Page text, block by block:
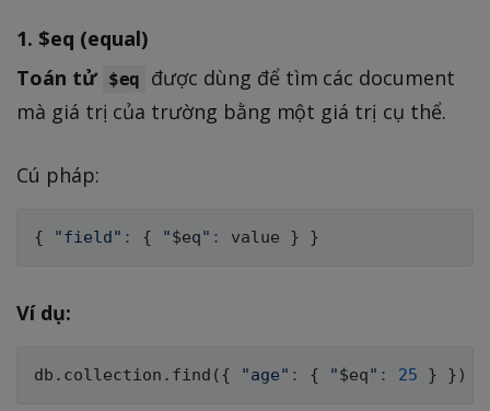
1. $eq (equal)
Toán tử $eq
được dùng để tìm các document
mà giá trị của trường bằng một giá trị cụ thể.
Cú pháp:
{ "field" : { "$eq" : value } }
Ví dụ:
db.collection.find ( { "age" : { "$eq" : 25 } } )